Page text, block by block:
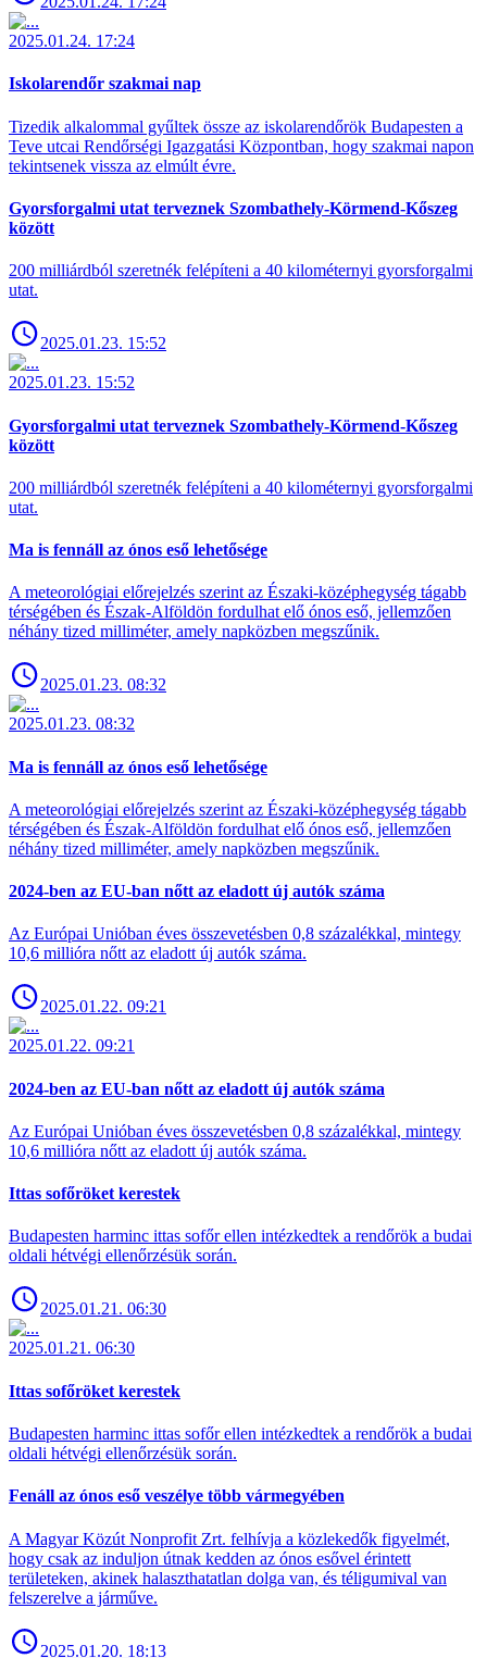
2025.01.24. 17:24
Iskolarendőr szakmai nap
Tizedik alkalommal gyűltek össze az iskolarendőrök Budapesten a
Teve utcai Rendőrségi Igazgatási Központban, hogy szakmai napon
tekintsenek vissza az elmúlt évre.
Gyorsforgalmi utat terveznek Szombathely-Körmend-Kőszeg
között
200 milliárdból szeretnék felépíteni a 40 kilométernyi gyorsforgalmi
utat.
2025.01.23. 15:52
2025.01.23. 15:52
Gyorsforgalmi utat terveznek Szombathely-Körmend-Kőszeg
között
200 milliárdból szeretnék felépíteni a 40 kilométernyi gyorsforgalmi
utat.
Ma is fennáll az ónos eső lehetősége
A meteorológiai előrejelzés szerint az Északi-középhegység tágabb
térségében és Észak-Alföldön fordulhat elő ónos eső, jellemzően
néhány tized milliméter, amely napközben megszűnik.
2025.01.23. 08:32
2025.01.23. 08:32
Ma is fennáll az ónos eső lehetősége
A meteorológiai előrejelzés szerint az Északi-középhegység tágabb
térségében és Észak-Alföldön fordulhat elő ónos eső, jellemzően
néhány tized milliméter, amely napközben megszűnik.
2024-ben az EU-ban nőtt az eladott új autók száma
Az Európai Unióban éves összevetésben 0,8 százalékkal, mintegy
10,6 millióra nőtt az eladott új autók száma.
2025.01.22. 09:21
2025.01.22. 09:21
2024-ben az EU-ban nőtt az eladott új autók száma
Az Európai Unióban éves összevetésben 0,8 százalékkal, mintegy
10,6 millióra nőtt az eladott új autók száma.
Ittas sofőröket kerestek
Budapesten harminc ittas sofőr ellen intézkedtek a rendőrök a budai
oldali hétvégi ellenőrzésük során.
2025.01.21. 06:30
2025.01.21. 06:30
Ittas sofőröket kerestek
Budapesten harminc ittas sofőr ellen intézkedtek a rendőrök a budai
oldali hétvégi ellenőrzésük során.
Fenáll az ónos eső veszélye több vármegyében
A Magyar Közút Nonprofit Zrt. felhívja a közlekedők figyelmét,
hogy csak az induljon útnak kedden az ónos esővel érintett
területeken, akinek halaszthatatlan dolga van, és téligumival van
felszerelve a járműve.
2025.01.20. 18:13